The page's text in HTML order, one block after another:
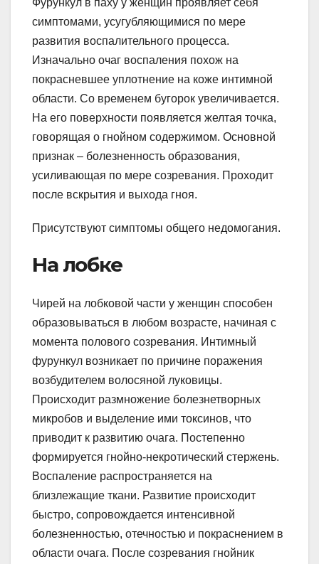
Фурункул в паху у женщин проявляет себя
симптомами, усугубляющимися по мере
развития воспалительного процесса.
Изначально очаг воспаления похож на
покрасневшее уплотнение на коже интимной
области. Со временем бугорок увеличивается.
На его поверхности появляется желтая точка,
говорящая о гнойном содержимом. Основной
признак – болезненность образования,
усиливающая по мере созревания. Проходит
после вскрытия и выхода гноя.
Присутствуют симптомы общего недомогания.
На лобке
Чирей на лобковой части у женщин способен
образовываться в любом возрасте, начиная с
момента полового созревания. Интимный
фурункул возникает по причине поражения
возбудителем волосяной луковицы.
Происходит размножение болезнетворных
микробов и выделение ими токсинов, что
приводит к развитию очага. Постепенно
формируется гнойно-некротический стержень.
Воспаление распространяется на
близлежащие ткани. Развитие происходит
быстро, сопровождается интенсивной
болезненностью, отечностью и покраснением в
области очага. После созревания гнойник